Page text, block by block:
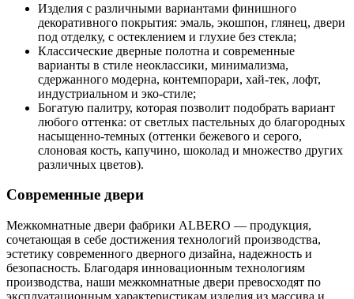
Изделия с различными вариантами финишного
декоративного покрытия: эмаль, экошпон, глянец, двери
под отделку, с остеклением и глухие без стекла;
Классические дверные полотна и современные
варианты в стиле неоклассики, минимализма,
сдержанного модерна, контемпорари, хай-тек, лофт,
индустриальном и эко-стиле;
Богатую палитру, которая позволит подобрать вариант
любого оттенка: от светлых пастельных до благородных
насыщенно-темных (оттенки бежевого и серого,
слоновая кость, капучино, шоколад и множество других
различных цветов).
Современные двери
Межкомнатные двери фабрики ALBERO — продукция,
сочетающая в себе достижения технологий производства,
эстетику современного дверного дизайна, надежность и
безопасность. Благодаря инновационным технологиям
производства, наши межкомнатные двери превосходят по
эксплуатационным характеристикам изделия из массива и